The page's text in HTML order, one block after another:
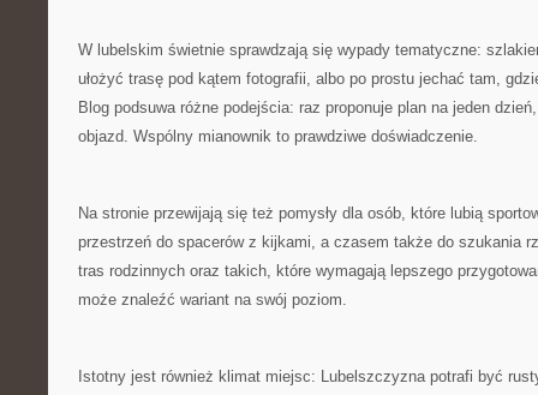
W lubelskim świetnie sprawdzają się wypady tematyczne:
ułożyć trasę pod kątem fotografii, albo po prostu jechać tam,
Blog podsuwa różne podejścia: raz proponuje plan na jeden
objazd. Wspólny mianownik to prawdziwe doświadczenie.
Na stronie przewijają się też pomysły dla osób, które lubią
przestrzeń do spacerów z kijkami, a czasem także do szukania
tras rodzinnych oraz takich, które wymagają lepszego
może znaleźć wariant na swój poziom.
Istotny jest również klimat miejsc: Lubelszczyzna potrafi być